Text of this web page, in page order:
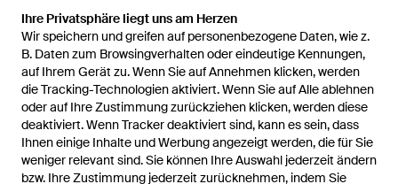
Ihre Privatsphäre liegt uns am Herzen
Wir speichern und greifen auf personenbezogene Daten, wie z.
B. Daten zum Browsingverhalten oder eindeutige Kennungen,
auf Ihrem Gerät zu. Wenn Sie auf Annehmen klicken, werden
die Tracking-Technologien aktiviert. Wenn Sie auf Alle ablehnen
oder auf Ihre Zustimmung zurückziehen klicken, werden diese
deaktiviert. Wenn Tracker deaktiviert sind, kann es sein, dass
Ihnen einige Inhalte und Werbung angezeigt werden, die für Sie
weniger relevant sind. Sie können Ihre Auswahl jederzeit ändern
bzw. Ihre Zustimmung jederzeit zurücknehmen, indem Sie
Ihre Privatsphäre liegt uns am Herzen
Wir speichern und greifen auf personenbezogene Daten, wie z.
B. Daten zum Browsingverhalten oder eindeutige Kennungen,
auf Ihrem Gerät zu. Wenn Sie auf Annehmen klicken, werden
die Tracking-Technologien aktiviert. Wenn Sie auf Alle ablehnen
oder auf Ihre Zustimmung zurückziehen klicken, werden diese
deaktiviert. Wenn Tracker deaktiviert sind, kann es sein, dass
Ihnen einige Inhalte und Werbung angezeigt werden, die für Sie
weniger relevant sind. Sie können Ihre Auswahl jederzeit ändern
bzw. Ihre Zustimmung jederzeit zurücknehmen, indem Sie
239 €
John Smedley
Cardigan Mit Reißverschluss -
WeißVonFARFETCH
AUSVERKAUFT